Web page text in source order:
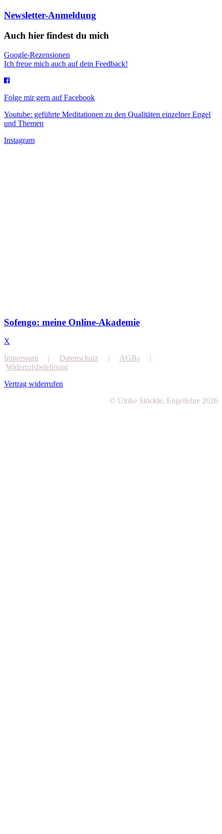
Newsletter-Anmeldung
Auch hier findest du mich
Google-Rezensionen
Ich freue mich auch auf dein Feedback!
Folge mir gern auf Facebook
Youtube: geführte Meditationen zu den Qualitäten einzelner Engel
und Themen
Instagram
Sofengo: meine Online-Akademie
X
Impressum | Datenschutz | AGBs |
Widerrufsbelehrung
Vertrag widerrufen
© Ulrike Stöckle, Engellehre 2026